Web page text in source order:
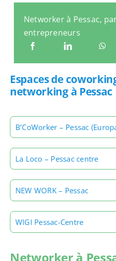
Networker à Pessac,
entrepreneurs
Espaces de
networking à Pessac
B’CoWorker – Pessac
La Loco – Pessac centre
NEW WORK – Pessac
WIGI Pessac-Centre
Networker à